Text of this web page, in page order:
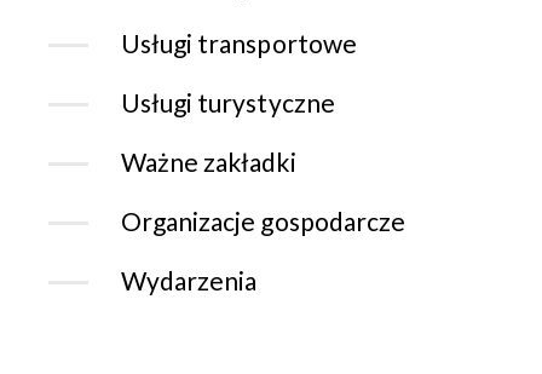
Usługi transportowe
Usługi turystyczne
Ważne zakładki
Organizacje gospodarcze
Wydarzenia